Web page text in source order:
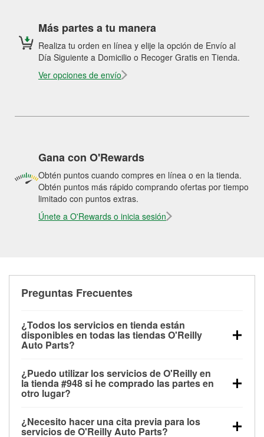
Más partes a tu manera
Realiza tu orden en línea y elije la opción de Envío al
Día Siguiente a Domicilio o Recoger Gratis en Tienda.
Ver opciones de envío
Gana con O'Rewards
Obtén puntos cuando compres en línea o en la tienda.
Obtén puntos más rápido comprando ofertas por tiempo
limitado con puntos extras.
Únete a O'Rewards o inicia sesión
Preguntas Frecuentes
¿Todos los servicios en tienda están
disponibles en todas las tiendas O'Reilly
Auto Parts?
las pruebas de batería, pruebas de alternador y
motor de arranque, revisión de la luz “Check Engine”
con O'Reilly VeriScan® e instalación de
limpiaparabrisas o bombillas, están disponibles en
todas las tiendas O'Reilly Auto Parts. La tienda
¿Puedo utilizar los servicios de O'Reilly en
la tienda #948 si he comprado las partes en
otro lugar?
de O'Reilly Auto Parts que estén disponibles en la
¿Necesito hacer una cita previa para los
servicios de O'Reilly Auto Parts?